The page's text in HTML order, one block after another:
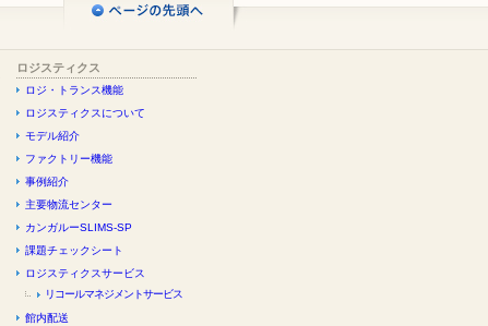
ロジスティクス
ロジ・トランス機能
ロジスティクスについて
モデル紹介
ファクトリー機能
事例紹介
主要物流センター
カンガルーSLIMS-SP
課題チェックシート
ロジスティクスサービス
リコールマネジメントサービス
館内配送